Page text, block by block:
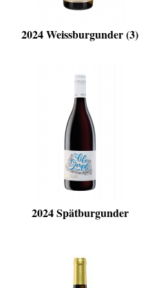
2024 Weissburgunder (3)
2024 Spätburgunder